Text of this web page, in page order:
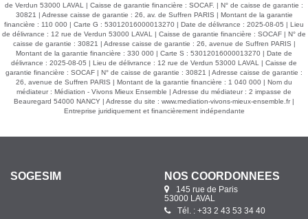
de Verdun 53000 LAVAL | Caisse de garantie financière : SOCAF. | N° de caisse de garantie :
30821 | Adresse caisse de garantie : 26, av. de Suffren PARIS | Montant de la garantie
financière : 110 000 | Carte G : 53012016000013270 | Date de délivrance : 2025-08-05 | Lieu
de délivrance : 12 rue de Verdun 53000 LAVAL | Caisse de garantie financière : SOCAF | N° de
caisse de garantie : 30821 | Adresse caisse de garantie : 26, avenue de Suffren PARIS |
Montant de la garantie financière : 330 000 | Carte S : 53012016000013270 | Date de
délivrance : 2025-08-05 | Lieu de délivrance : 12 rue de Verdun 53000 LAVAL | Caisse de
garantie financière : SOCAF | N° de caisse de garantie : 30821 | Adresse caisse de garantie :
26, avenue de Suffren PARIS | Montant de la garantie financière : 1 040 000 | Nom du
médiateur : Médiation - Vivons Mieux Ensemble | Adresse du médiateur : 2 impasse de
Beauregard 54000 NANCY | Adresse du site : www.mediation-vivons-mieux-ensemble.fr|
Entreprise juridiquement et financièrement indépendante
SOGESIM NOS COORDONNÉES
145 rue de Paris
53000 LAVAL
Tél. : +33 2 43 53 34 40